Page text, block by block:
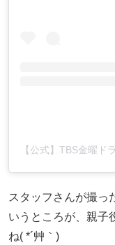
スタッフさんが撮っ
いうところが、親子
ね( *´艸｀)